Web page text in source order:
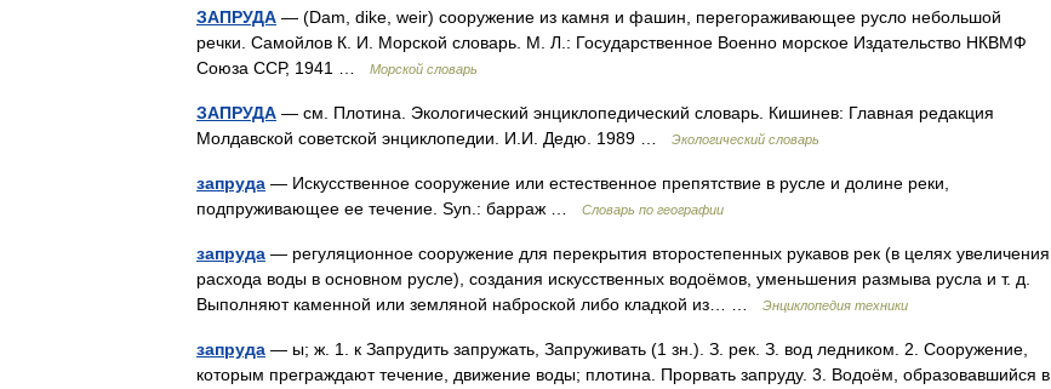
ЗАПРУДА — (Dam, dike, weir) сооружение из камня и фашин, перегораживающее русло небольшой
речки. Самойлов К. И. Морской словарь. М. Л.: Государственное Военно морское Издательство НКВМФ
Союза ССР, 1941 …
Морской словарь
ЗАПРУДА — см. Плотина. Экологический энциклопедический словарь. Кишинев: Главная редакция
Молдавской советской энциклопедии. И.И. Дедю. 1989 …
Экологический словарь
запруда — Искусственное сооружение или естественное препятствие в русле и долине реки,
подпруживающее ее течение. Syn.: барраж …
Словарь по географии
запруда — регуляционное сооружение для перекрытия второстепенных рукавов рек (в целях увеличения
расхода воды в основном русле), создания искусственных водоёмов, уменьшения размыва русла и т. д.
Выполняют каменной или земляной наброской либо кладкой из… …
Энциклопедия техники
запруда — ы; ж. 1. к Запрудить запружать, Запруживать (1 зн.). З. рек. З. вод ледником. 2. Сооружение,
которым преграждают течение, движение воды; плотина. Прорвать запруду. 3. Водоём, образовавшийся в